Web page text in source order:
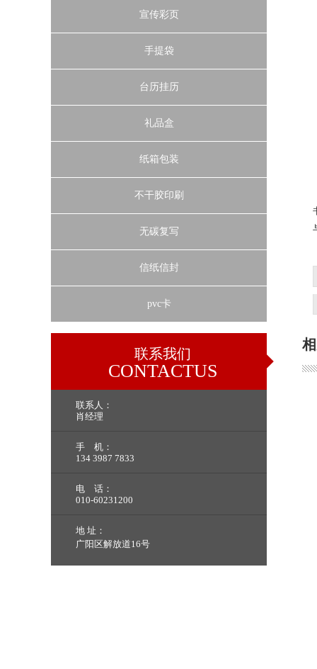
宣传彩页
手提袋
台历挂历
礼品盒
纸箱包装
不干胶印刷
无碳复写
信纸信封
pvc卡
联系我们
CONTACTUS
联系人：
肖经理
手 机：
134 3987 7833
电 话：
010-60231200
地 址：
广阳区解放道16号